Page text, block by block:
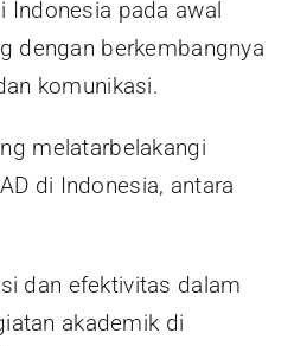
Indonesia pada awal
dengan berkembangnya
komunikasi.
melatarbelakangi
di Indonesia, antara
dan efektivitas dalam
akademik di